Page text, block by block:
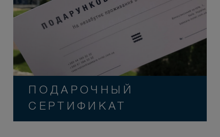
ПОДАРОЧНЫЙ
СЕРТИФИКАТ